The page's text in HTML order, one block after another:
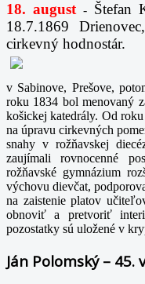
18. august -
Štefan
18.7.1869
cirkevný hodnostár.
v Sabinove, Prešove,
roku 1834 bol menovaný
košickej katedrály. Od
na úpravu cirkevných
snahy v rožňavskej
zaujímali rovnocenné
rožňavské gymnázium
výchovu dievčat,
na zaistenie platov
obnoviť a pretvoriť
pozostatky sú uložené v
Ján Polomský –